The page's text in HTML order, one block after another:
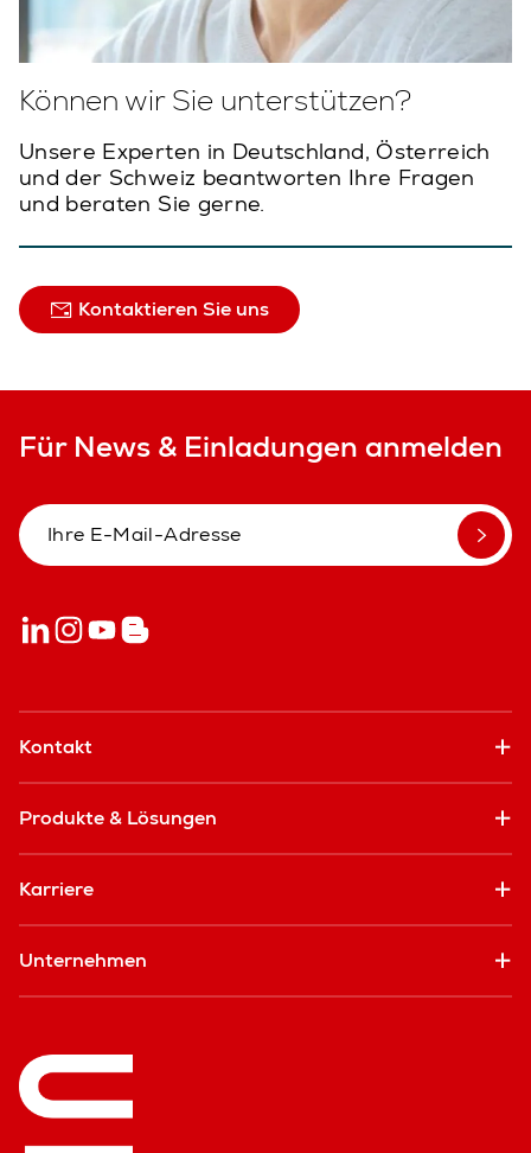
Können wir Sie unterstützen?
Unsere Experten in Deutschland, Österreich
und der Schweiz beantworten Ihre Fragen
und beraten Sie gerne.
Kontaktieren Sie uns
Für News & Einladungen anmelden
Kontakt
Produkte & Lösungen
Karriere
Unternehmen